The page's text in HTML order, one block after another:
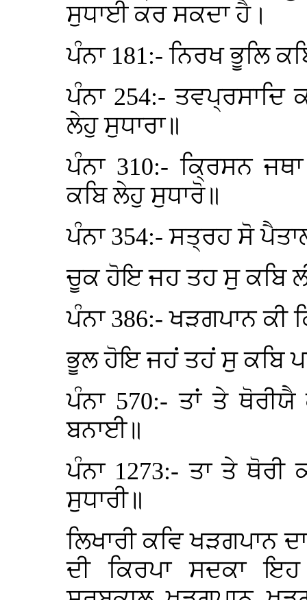
ਸੁਧਾਈ ਕਰ ਸਕਦਾ ਹੈ।
ਪੰਨਾ 181:- ਨਿਰਖ ਭੂਲਿ
ਪੰਨਾ 254:- ਤਵਪ੍ਰਸਾਦਿ
ਲੇਹੁ ਸੁਧਾਰਾ॥
ਪੰਨਾ 310:- ਕ੍ਰਿਸਨ
ਕਬਿ ਲੇਹੁ ਸੁਧਾਰੋ॥
ਪੰਨਾ 354:- ਸਤ੍ਰਹ ਸੋ
ਚੂਕ ਹੋਇ ਜਹ ਤਹ ਸੁ ਕਬਿ
ਪੰਨਾ 386:- ਖੜਗਪਾਨ ਕੀ
ਭੂਲ ਹੋਇ ਜਹਂ ਤਹਂ ਸੁ ਕਬਿ
ਪੰਨਾ 570:- ਤਾਂ ਤੇ
ਬਨਾਈ॥
ਪੰਨਾ 1273:- ਤਾ ਤੇ
ਸੁਧਾਰੀ॥
ਲਿਖਾਰੀ ਕਵਿ ਖੜਗਪਾਨ
ਦੀ ਕਿਰਪਾ ਸਦਕਾ